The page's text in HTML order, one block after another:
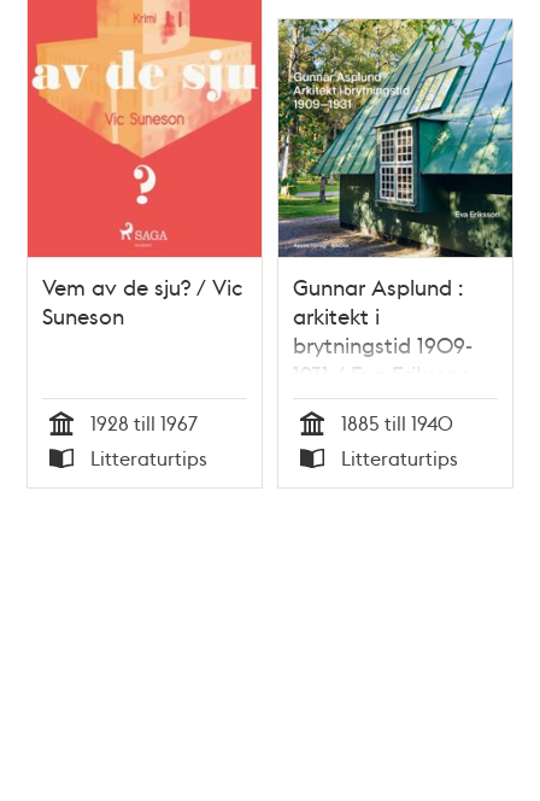
Vem av de sju? / Vic
Suneson
Tid
1928 till 1967
Typ
Litteraturtips
Gunnar Asplund :
arkitekt i
brytningstid 1909-
1931 / Eva Eriksson
Tid
1885 till 1940
Typ
Litteraturtips